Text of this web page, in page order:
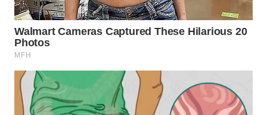
WN
CIANJUR
SERIBU
WN